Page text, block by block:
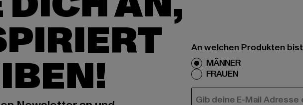
An welchen Produkten
MÄNNER
FRAUEN